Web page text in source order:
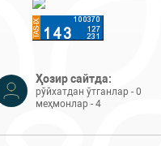
Ҳозир сайтда:
рўйхатдан ўтганлар - 0
меҳмонлар - 4